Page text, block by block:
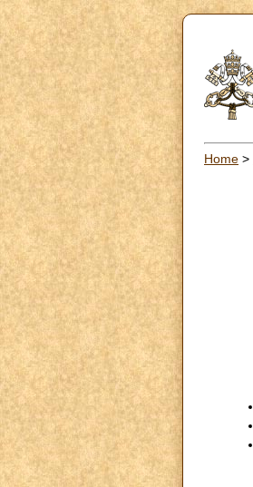
Home >